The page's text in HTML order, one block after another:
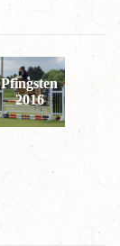
Pfingsten
2016